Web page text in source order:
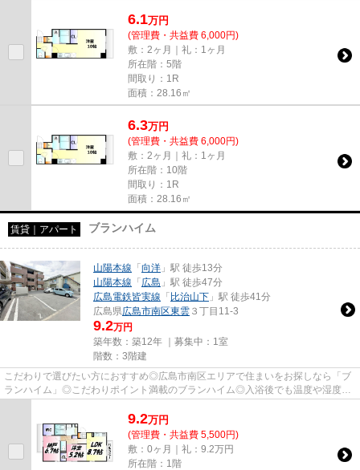
6.1万円
(管理費・共益費 6,000円)
敷：2ヶ月｜礼：1ヶ月
所在階：5階
間取り：1R
面積：28.16㎡
6.3万円
(管理費・共益費 6,000円)
敷：2ヶ月｜礼：1ヶ月
所在階：10階
間取り：1R
面積：28.16㎡
賃貸｜アパート ブランハイム
山陽本線 「 向洋 」駅 徒歩13分
山陽本線 「 広島 」駅 徒歩47分
広島電鉄皆実線 「 比治山下 」駅 徒歩41分
広島県広島市南区東雲 ３丁目11-3
9.2万円
築年数：築12年 ｜募集中： 1室
階数：3階建
こだわりで選びたい方におすすめ◎広島市南区エリアで住まいをお探しなら「ブ
ランハイム」◎こだわりポイント満載のブランハイム◎入浴後でも温度や湿度に
9.2万円
(管理費・共益費 5,500円)
敷：0ヶ月｜礼：9.2万円
所在階：1階